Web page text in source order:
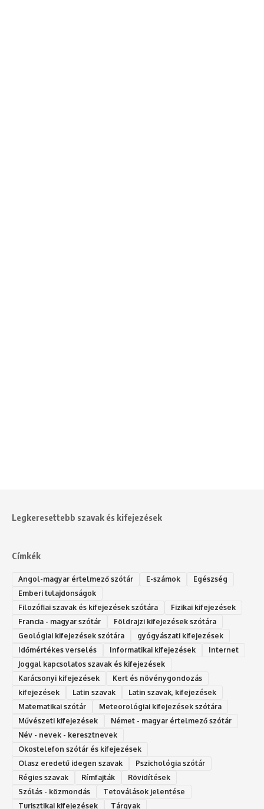
Legkeresettebb szavak és kifejezések
Címkék
Angol-magyar értelmező szótár E-számok
Egészség
Emberi tulajdonságok
Filozófiai szavak és kifejezések szótára
Fizikai kifejezések
Francia - magyar szótár
Földrajzi kifejezések szótára
Geológiai kifejezések szótára
gyógyászati kifejezések
Időmértékes verselés
Informatikai kifejezések
Internet
Joggal kapcsolatos szavak és kifejezések
Karácsonyi kifejezések
Kert és növénygondozás
kifejezések
Latin szavak
Latin szavak, kifejezések
Matematikai szótár
Meteorológiai kifejezések szótára
Művészeti kifejezések
Német - magyar értelmező szótár
Név - nevek - keresztnevek
Okostelefon szótár és kifejezések
Olasz eredetű idegen szavak
Ps‮gólohciz‬ia s‮átóz‬r
Régies szavak
Rímfajták
Rövidítések
Szólás - közmondás
Tetoválások jelentése
Turisztikai kifejezések
Tárgyak